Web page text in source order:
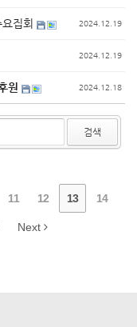
집회 2024.12.19
2024.12.19
원 2024.12.18
검색
11 12 13 14
Next